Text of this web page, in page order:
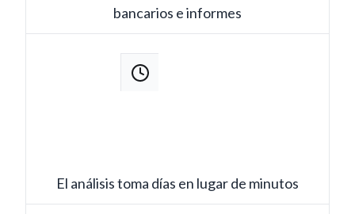
bancarios e informes
El análisis toma días en lugar de minutos